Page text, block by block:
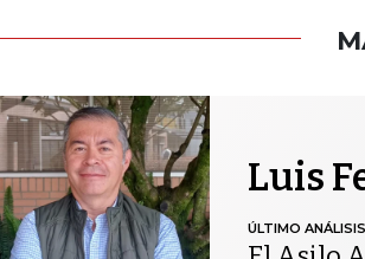
Luis
ÚLTIMO ANÁLISIS